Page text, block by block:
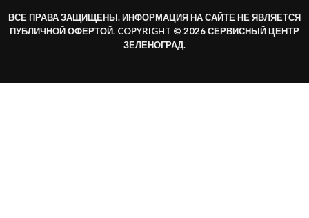
ВСЕ ПРАВА ЗАЩИЩЕНЫ. ИНФОРМАЦИЯ НА САЙТЕ НЕ ЯВЛЯЕТСЯ
ПУБЛИЧНОЙ ОФЕРТОЙ. COPYRIGHT © 2026 СЕРВИСНЫЙ ЦЕНТР
ЗЕЛЕНОГРАД.